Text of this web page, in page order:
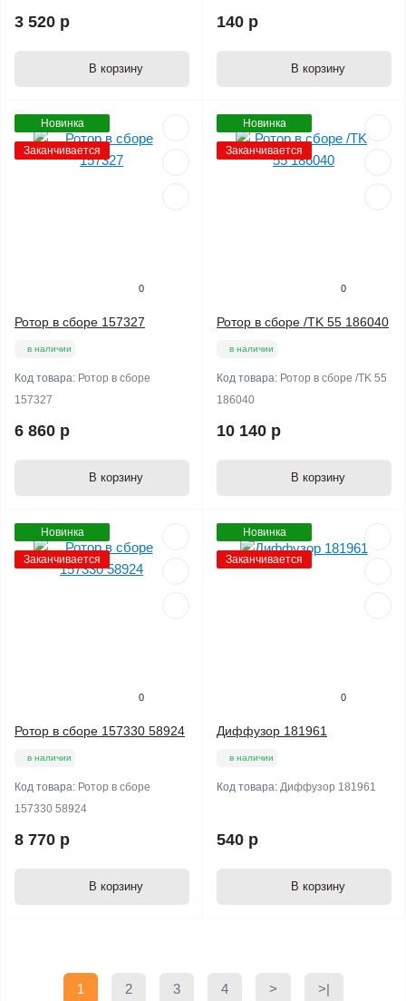
3 520 р
В корзину
140 р
В корзину
Новинка
Заканчивается
0
Ротор в сборе 157327
в наличии
Код товара: Ротор в сборе
157327
6 860 р
В корзину
Новинка
Заканчивается
0
Ротор в сборе /TK 55 186040
в наличии
Код товара: Ротор в сборе /TK 55
186040
10 140 р
В корзину
Новинка
Заканчивается
0
Ротор в сборе 157330 58924
в наличии
Код товара: Ротор в сборе
157330 58924
8 770 р
В корзину
Новинка
Заканчивается
0
Диффузор 181961
в наличии
Код товара: Диффузор 181961
540 р
В корзину
1 2 3 4 > >|